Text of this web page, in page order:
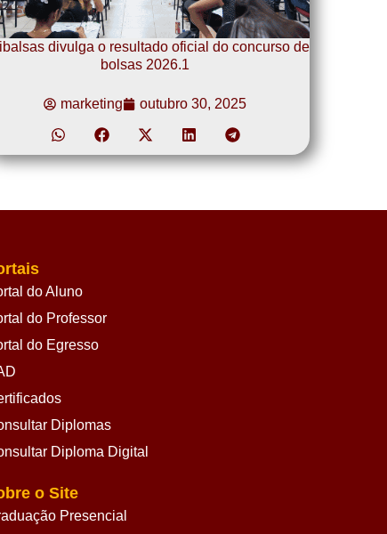
divulga o resultado oficial do concurso de
bolsas 2026.1
marketing outubro 30, 2025
do Aluno
do Professor
do Egresso
Diplomas
Diploma Digital
o Site
Presencial